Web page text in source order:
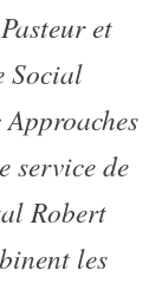
et
Social
service de
Robert
les